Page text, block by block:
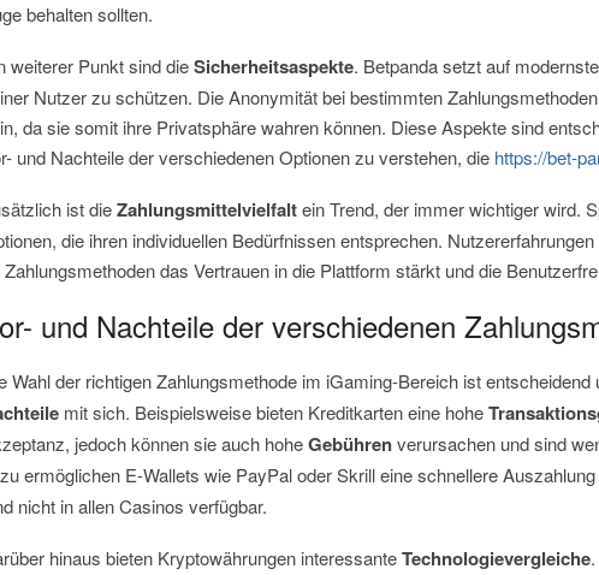
behalten sollten.
weiterer Punkt sind dieSicherheitsaspekte. Betpanda setzt auf
Nutzer zu schützen. Die Anonymität bei bestimmten
da sie somit ihre Privatsphäre wahren können. Diese Aspekte sind
und Nachteile der verschiedenen Optionen zu verstehen, die https://bet-
ist dieZahlungsmittelvielfaltein Trend, der immer wichtiger wird.
die ihren individuellen Bedürfnissen entsprechen.
Zahlungsmethoden das Vertrauen in die Plattform stärkt und die
und Nachteile der verschiedenen
Wahl der richtigen Zahlungsmethode im iGaming-Bereich ist
mit sich. Beispielsweise bieten Kreditkarten eine hohe
jedoch können sie auch hoheGebührenverursachen und sind
ermöglichen E-Wallets wie PayPal oder Skrill eine schnellere
nicht in allen Casinos verfügbar.
hinaus bieten Kryptowährungen interessanteTechnologievergleiche